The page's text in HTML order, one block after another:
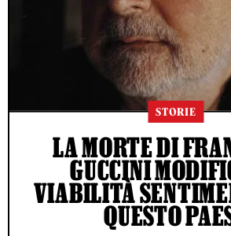
STORIE
LA MORTE DI
GUCCINI
VIABILITÀ
QUESTO